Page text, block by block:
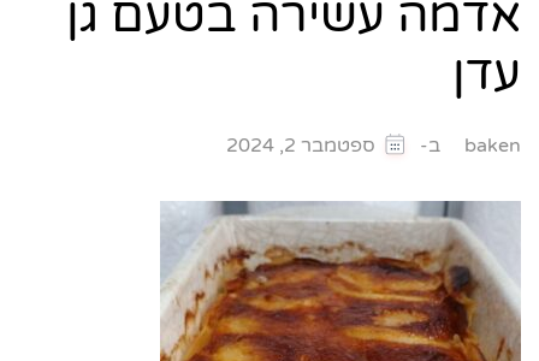
אדמה עשירה בטעם גן
עדן
baken ב- ספטמבר 2, 2024